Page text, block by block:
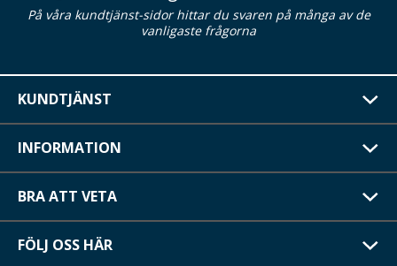
På våra kundtjänst-sidor hittar du svaren på många av de
vanligaste frågorna
KUNDTJÄNST
INFORMATION
BRA ATT VETA
FÖLJ OSS HÄR